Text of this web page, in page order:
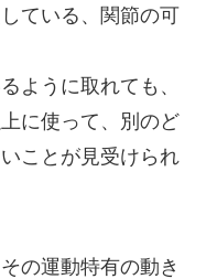
ている、関節の可
ように取れても、
に使って、別のど
ことが見受けられ
の運動特有の動き